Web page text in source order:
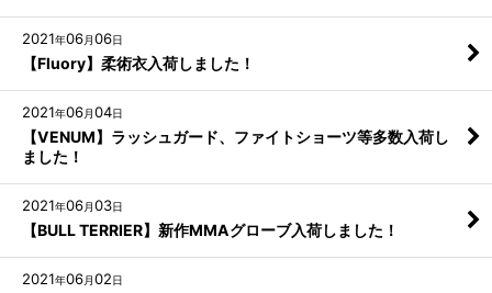
2021年06月06日
【Fluory】柔術衣入荷しました！
2021年06月04日
【VENUM】ラッシュガード、ファイトショーツ等多数入荷し
ました！
2021年06月03日
【BULL TERRIER】新作MMAグローブ入荷しました！
2021年06月02日